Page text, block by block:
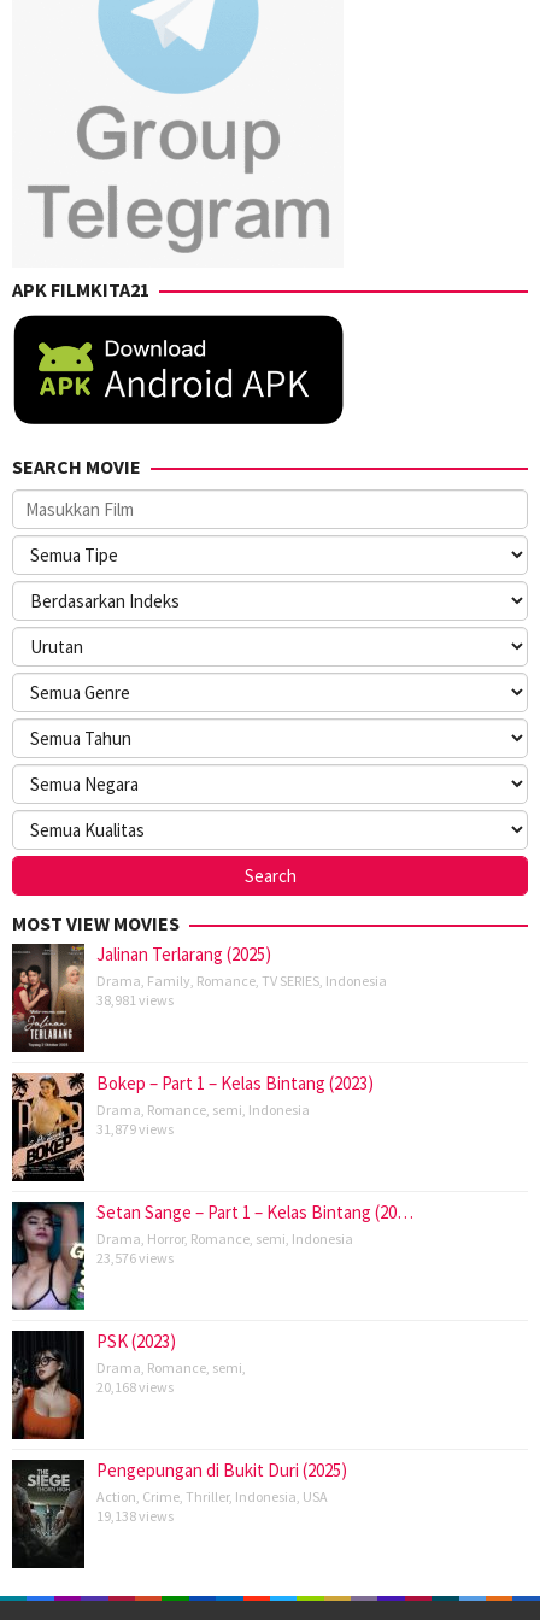
APK FILMKITA21
SEARCH MOVIE
MOST VIEW MOVIES
Jalinan Terlarang (2025)
Drama Family Romance TV SERIES Indonesia
38,981 views
Bokep – Part 1 – Kelas Bintang (2023)
Drama Romance semi Indonesia
31,879 views
Setan Sange – Part 1 – Kelas Bintang (20…
Drama Horror, Romance semi Indonesia
23,576 views
PSK (2023)
Drama Romance semi
20,168 views
Pengepungan di Bukit Duri (2025)
Action Crime Thriller, Indonesia USA
19,138 views